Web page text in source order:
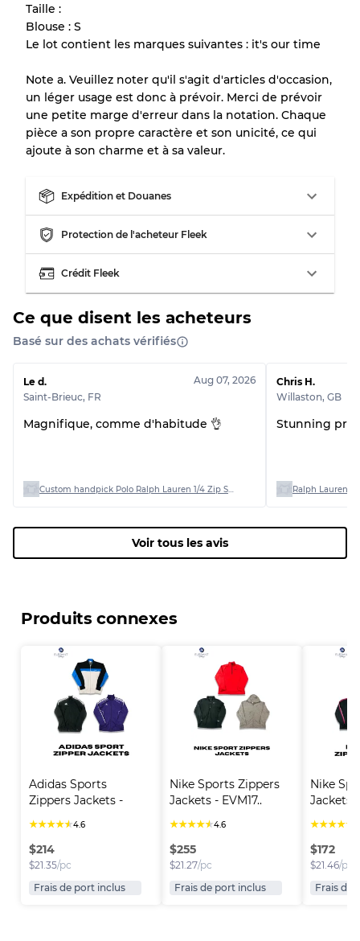
Il y a une marge d'erreur allant jusqu'à
10%
en raison de la vente en gros
Notre système à 3 niveaux
Qualité APresque neuf, usure légère
Qualité BPeu utilisé
Répartition pour ratios mixtes
Qualité BC
60% B, 40% C
Qualité ABC
30% A, 40% B, 30% C
Taille :
Blouse : S
Le lot contient les marques suivantes : it's our time
Note a. Veuillez noter qu'il s'agit d'articles d'occasion,
un léger usage est donc à prévoir. Merci de prévoir
une petite marge d'erreur dans la notation. Chaque
pièce a son propre caractère et son unicité, ce qui
ajoute à son charme et à sa valeur.
Expédition et Douanes
Protection de l'acheteur Fleek
Crédit Fleek
Ce que disent les acheteurs
Basé sur des achats vérifiés
Le d.
Saint-Brieuc, FR
Aug 07, 2026
Magnifique, comme d'habitude 👌
Chris H.
Willaston, GB
Stunning
Ralph Lauren
Voir tous les avis
Produits connexes
Adidas Sports
Zippers Jackets -
EVM..
★★★★★4.6
$214
$21.35/pc
Frais de port inclus
Nike Sports Zippers
Jackets - EVM17..
★★★★★4.6
$255
$21.27/pc
Frais de port inclus
Nike
Jackets -
★★★★★
$172
$21.46/pc
Frais de